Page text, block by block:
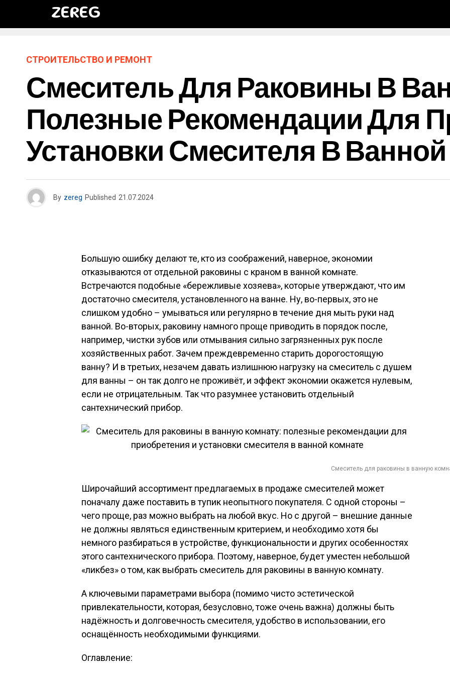
ZEREG
СТРОИТЕЛЬСТВО И РЕМОНТ
Смеситель Для Раковины В
Полезные Рекомендации Для
Установки Смесителя В
By zereg Published 21.07.2024
Большую ошибку делают те, кто из соображений, наверное, экономии
отказываются от отдельной раковины с краном в ванной комнате.
Встречаются подобные «бережливые хозяева», которые утверждают, что им
достаточно смесителя, установленного на ванне. Ну, во-первых, это не
слишком удобно – умываться или регулярно в течение дня мыть руки над
ванной. Во-вторых, раковину намного проще приводить в порядок после,
например, чистки зубов или отмывания сильно загрязненных рук после
хозяйственных работ. Зачем преждевременно старить дорогостоящую
ванну? И в третьих, незачем давать излишнюю нагрузку на смеситель с душем
для ванны – он так долго не проживёт, и эффект экономии окажется нулевым,
если не отрицательным. Так что разумнее установить отдельный
сантехнический прибор.
Смеситель для раковины в ванную
Широчайший ассортимент предлагаемых в продаже смесителей может
поначалу даже поставить в тупик неопытного покупателя. С одной стороны –
чего проще, раз можно выбрать на любой вкус. Но с другой – внешние данные
не должны являться единственным критерием, и необходимо хотя бы
немного разбираться в устройстве, функциональности и других особенностях
этого сантехнического прибора. Поэтому, наверное, будет уместен небольшой
«ликбез» о том, как выбрать смеситель для раковины в ванную комнату.
А ключевыми параметрами выбора (помимо чисто эстетической
привлекательности, которая, безусловно, тоже очень важна) должны быть
надёжность и долговечность смесителя, удобство в использовании, его
оснащённость необходимыми функциями.
Оглавление: